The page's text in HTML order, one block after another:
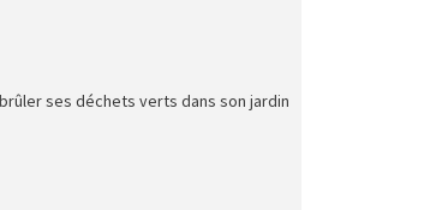
ses déchets verts dans son jardin